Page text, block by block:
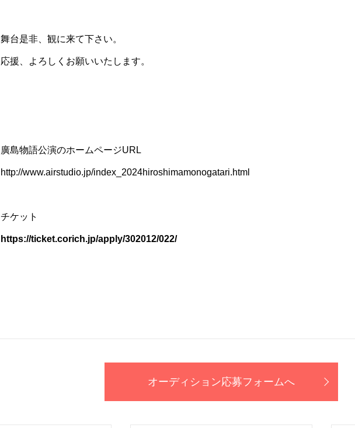
舞台是非、観に来て下さい。
応援、よろしくお願いいたします。
廣島物語公演のホームページURL
http://www.airstudio.jp/index_2024hiroshimamonogatari.html
チケット
https://ticket.corich.jp/apply/302012/022/
オーディション応募フォームへ